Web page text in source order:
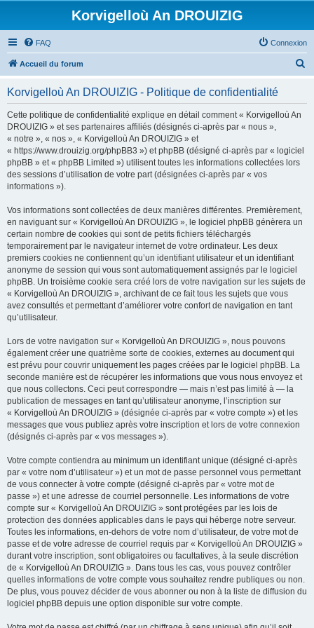
Korvigelloù An DROUIZIG
FAQ Connexion
Accueil du forum
Korvigelloù An DROUIZIG - Politique de confidentialité
Cette politique de confidentialité explique en détail comment « Korvigelloù An
DROUIZIG » et ses partenaires affiliés (désignés ci-après par « nous »,
« notre », « nos », « Korvigelloù An DROUIZIG » et
« https://www.drouizig.org/phpBB3 ») et phpBB (désigné ci-après par « logiciel
phpBB » et « phpBB Limited ») utilisent toutes les informations collectées lors
des sessions d’utilisation de votre part (désignées ci-après par « vos
informations »).
Vos informations sont collectées de deux manières différentes. Premièrement,
en naviguant sur « Korvigelloù An DROUIZIG », le logiciel phpBB génèrera un
certain nombre de cookies qui sont de petits fichiers téléchargés
temporairement par le navigateur internet de votre ordinateur. Les deux
premiers cookies ne contiennent qu’un identifiant utilisateur et un identifiant
anonyme de session qui vous sont automatiquement assignés par le logiciel
phpBB. Un troisième cookie sera créé lors de votre navigation sur les sujets de
« Korvigelloù An DROUIZIG », archivant de ce fait tous les sujets que vous
avez consultés et permettant d’améliorer votre confort de navigation en tant
qu’utilisateur.
Lors de votre navigation sur « Korvigelloù An DROUIZIG », nous pouvons
également créer une quatrième sorte de cookies, externes au document qui
est prévu pour couvrir uniquement les pages créées par le logiciel phpBB. La
seconde manière est de récupérer les informations que vous nous envoyez et
que nous collectons. Ceci peut correspondre — mais n’est pas limité à — la
publication de messages en tant qu’utilisateur anonyme, l’inscription sur
« Korvigelloù An DROUIZIG » (désignée ci-après par « votre compte ») et les
messages que vous publiez après votre inscription et lors de votre connexion
(désignés ci-après par « vos messages »).
Votre compte contiendra au minimum un identifiant unique (désigné ci-après
par « votre nom d’utilisateur ») et un mot de passe personnel vous permettant
de vous connecter à votre compte (désigné ci-après par « votre mot de
passe ») et une adresse de courriel personnelle. Les informations de votre
compte sur « Korvigelloù An DROUIZIG » sont protégées par les lois de
protection des données applicables dans le pays qui héberge notre serveur.
Toutes les informations, en-dehors de votre nom d’utilisateur, de votre mot de
passe et de votre adresse de courriel requis par « Korvigelloù An DROUIZIG »
durant votre inscription, sont obligatoires ou facultatives, à la seule discrétion
de « Korvigelloù An DROUIZIG ». Dans tous les cas, vous pouvez contrôler
quelles informations de votre compte vous souhaitez rendre publiques ou non.
De plus, vous pouvez décider de vous abonner ou non à la liste de diffusion du
logiciel phpBB depuis une option disponible sur votre compte.